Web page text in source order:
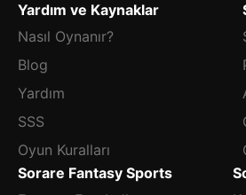
Yardım ve Kaynaklar
Nasıl Oynanır?
Blog
Yardım
SSS
Oyun Kuralları
Sorare Fantasy Sports